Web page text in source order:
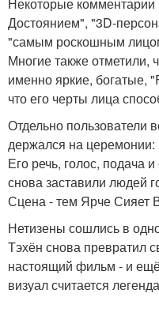
Достоянием", "3D-
"самым роскошным
Многие также отметили,
именно яркие, богатые,
что его черты лица
Отдельно пользователи
держался на церемонии:
Его речь, голос, подача
снова заставили людей
Сцена - тем Ярче Сияет
Нетизены сошлись в
Тэхён снова превратил
настоящий фильм - и
визуал считается